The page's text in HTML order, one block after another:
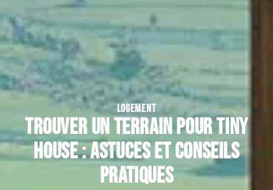
LOGEMENT
Trouver un terrain pour Tiny
House : astuces et conseils
pratiques